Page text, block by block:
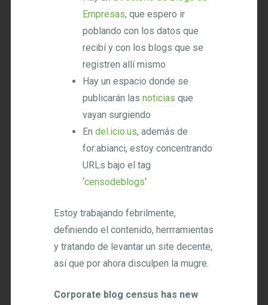
Empresas, que espero ir
poblando con los datos que
recibí y con los blogs que se
registren allí mismo
Hay un espacio donde se
publicarán lasnoticias que
vayan surgiendo
Endel.icio.us, además de
for:abianci, estoy concentrando
URLs bajo el tag
‘censodeblogs‘
Estoy trabajando febrilmente,
definiendo el contenido, herrramientas
y tratando de levantar un site decente,
así que por ahora disculpen la mugre.
Corporate blog census has new